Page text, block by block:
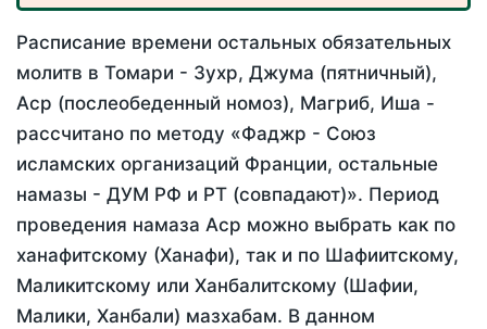
Расписание времени остальных обязательных
молитв в Томари - Зухр, Джума (пятничный),
Аср (послеобеденный номоз), Магриб, Иша -
рассчитано по методу «Фаджр - Союз
исламских организаций Франции, остальные
намазы - ДУМ РФ и РТ (совпадают)». Период
проведения намаза Аср можно выбрать как по
ханафитскому (Ханафи), так и по Шафиитскому,
Маликитскому или Ханбалитскому (Шафии,
Малики, Ханбали) мазхабам. В данном